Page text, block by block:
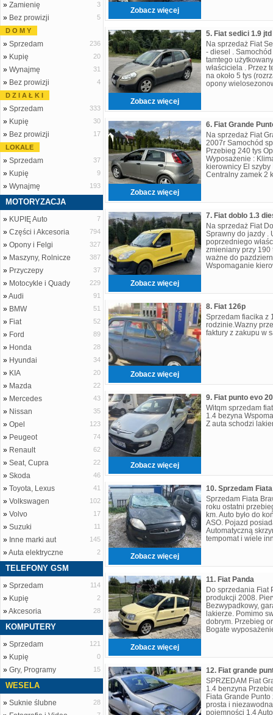
» Zamienię 3
» Bez prowizji
5
D O M Y
» Sprzedam 236
» Kupię 20
» Wynajmę 31
» Bez prowizji
4
D Z I A Ł K I
» Sprzedam 333
» Kupię 30
» Bez prowizji
17
LOKALE
» Sprzedam 37
» Kupię 9
» Wynajmę 193
MOTORYZACJA
» KUPIĘ Auto 7
» Części i Akcesoria 794
» Opony i Felgi 327
» Maszyny, Rolnicze 387
» Przyczepy 37
» Motocykle i Quady 229
»Audi 91
» BMW 51
» Fiat 52
» Ford 89
» Honda 28
» Hyundai 34
» KIA 20
» Mazda 22
» Mercedes 43
» Nissan 35
» Opel 123
» Peugeot 74
» Renault 62
» Seat, Cupra 22
» Skoda 46
» Toyota, Lexus 41
» Volkswagen 102
» Volvo 17
» Suzuki 11
» Inne marki aut 145
»Auta elektryczne 2
TELEFONY GSM
» Sprzedam 114
» Kupię 2
»Akcesoria 28
KOMPUTERY
» Sprzedam 121
» Kupię 0
» Gry, Programy 15
WESELA
» Suknie ślubne 28
Zobacz więcej
Zobacz więcej
5. Fiat sedici 1.9
Na sprzedaż Fiat
- diesel .
tamtego
właściciela . Przez
na około 5 tys
opony
Zobacz więcej
Na sprzedaż Fiat
2007r Samochód
Przebieg 240 tys
Wyposażenie :
kierownicy El szyby
Centralny zamek 2
Zobacz więcej
7. Fiat doblo 1.3
Na sprzedaż Fiat
Sprawny do jazdy .
poprzedniego
zmieniany przy 190
ważne do
Wspomaganie
Zobacz więcej
8. Fiat 126p
Sprzedam fiacika z
rodzinie.Wazny
faktury z zakupu w
Zobacz więcej
Witqm sprzedam
1.4 bezyna
Z auta schodzi
Zobacz więcej
Sprzedam Fiata
roku ostatni
km. Auto było do
ASO. Pojazd
Automatyczną
tempomat i wiele
Zobacz więcej
11. Fiat Panda
Do sprzedania Fiat
produkcji 2008.
Bezwypadkowy,
lakierze. Pomimo
dobrym. Przebieg
Bogate
SPRZEDAM Fiat
1.4 benzyna
Fiata Grande
prosta i
pojemności 1.4